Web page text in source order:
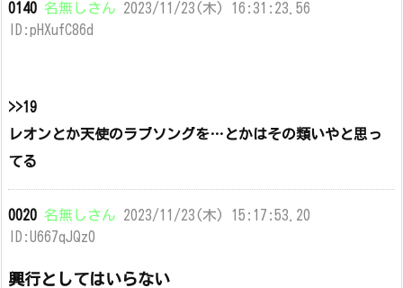
0140 名無しさん 2023/11/23(木) 16:31:23.56
ID:pHXufC86d
>>19
レオンとか天使のラブソングを…とかはその類いやと思っ
てる
0020 名無しさん 2023/11/23(木) 15:17:53.20
ID:U667qJQz0
興行としてはいらない